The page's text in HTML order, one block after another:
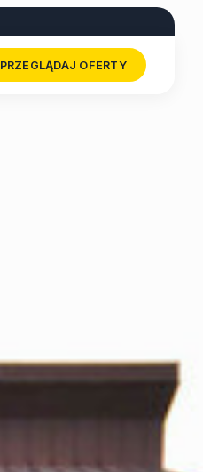
PRZEGLĄDAJ OFERTY